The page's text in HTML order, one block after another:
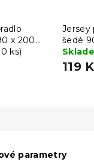
x 200
ks)
Jersey
šedé
119
parametry